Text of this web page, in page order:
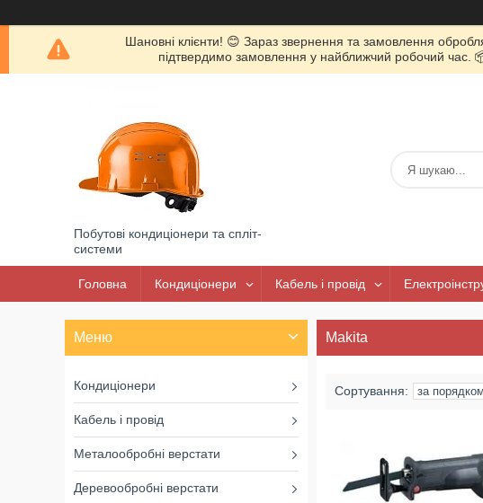
Шановні клієнти! 😊 Зараз звернення та замовлення
підтвердимо замовлення у найближчий робочий час.
Побутові кондиціонери та спліт-
системи
Головна Кондиціонери Кабель і провід
Makita
Кондиціонери
Кабель і провід
Металообробні верстати
Деревообробні верстати